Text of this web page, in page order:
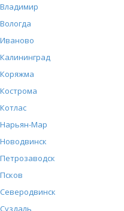
Владимир
Вологда
Иваново
Калининград
Коряжма
Кострома
Котлас
Нарьян-Мар
Новодвинск
Петрозаводск
Псков
Северодвинск
Суздаль